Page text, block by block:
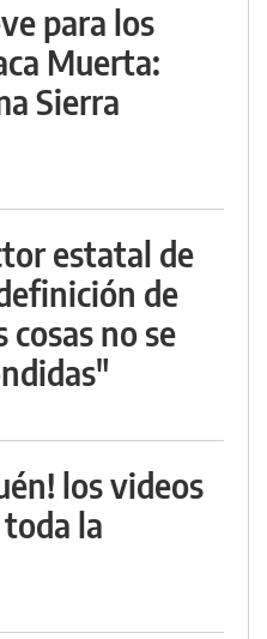
para los
Muerta:
Sierra
estatal de
de
cosas no se
los videos
la